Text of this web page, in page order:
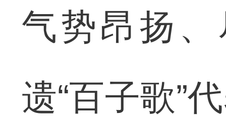
气势昂扬
遗“百子歌”